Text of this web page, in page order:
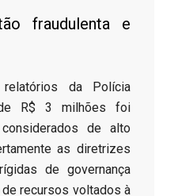
fraudulenta e
da Polícia
R$ 3 milhões foi
de alto
as diretrizes
de governança
recursos voltados à